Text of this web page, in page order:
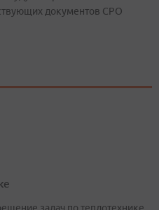
документов СРО